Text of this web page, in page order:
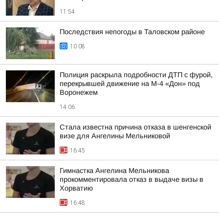
11:54
Последствия непогоды в Таловском районе
10:08
Полиция раскрыла подробности ДТП с фурой,
перекрывшей движение на М-4 «Дон» под
Воронежем
14:06
Стала известна причина отказа в шенгенской
визе для Ангелины Мельниковой
16:45
Гимнастка Ангелина Мельникова
прокомментировала отказ в выдаче визы в
Хорватию
16:48